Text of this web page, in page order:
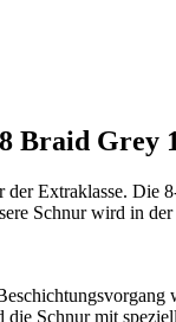
Braid Grey
Extraklasse. Die
Schnur wird in
Schnur mit